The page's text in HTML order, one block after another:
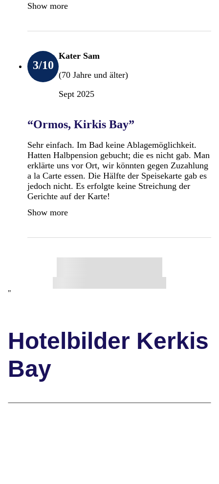
Show more
3/10
Kater Sam
(70 Jahre und älter)
Sept 2025
“Ormos, Kirkis Bay”
Sehr einfach. Im Bad keine Ablagemöglichkeit.
Hatten Halbpension gebucht; die es nicht gab. Man
erklärte uns vor Ort, wir könnten gegen Zuzahlung
a la Carte essen. Die Hälfte der Speisekarte gab es
jedoch nicht. Es erfolgte keine Streichung der
Gerichte auf der Karte!
Show more
"
Hotelbilder Kerkis
Bay